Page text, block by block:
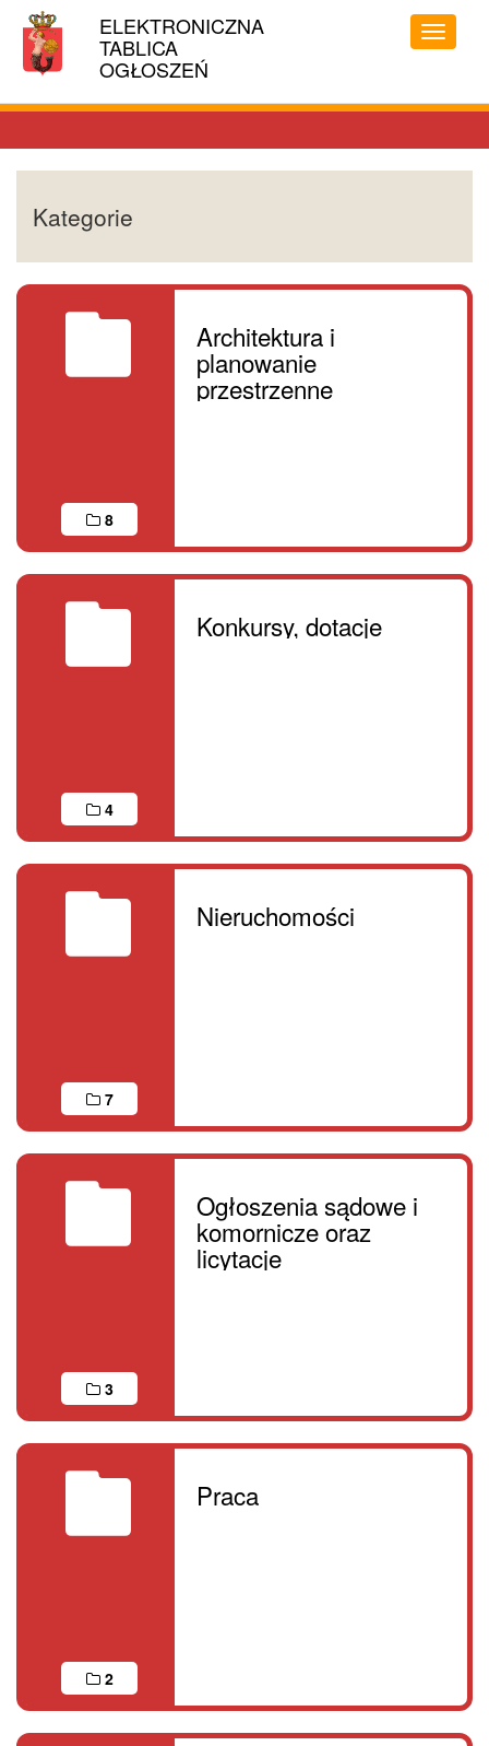
Linki
ułatwień
dostępu
menu
MIASTO
STOŁECZNE
WARSZAWA
ELEKTRONICZNA
TABLICA
OGŁOSZEŃ
Kategorie
8
Architektura i
planowanie
przestrzenne
4
Konkursy, dotacje
7
Nieruchomości
3
Ogłoszenia sądowe i
komornicze oraz
licytacje
2
Praca